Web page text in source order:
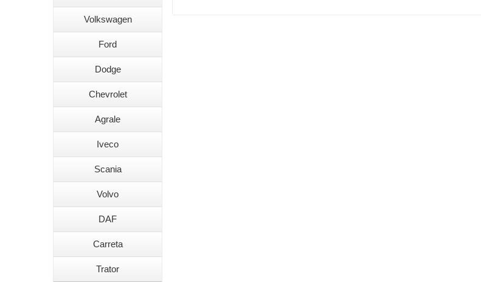
Volkswagen
Ford
Dodge
Chevrolet
Agrale
Iveco
Scania
Volvo
DAF
Carreta
Trator